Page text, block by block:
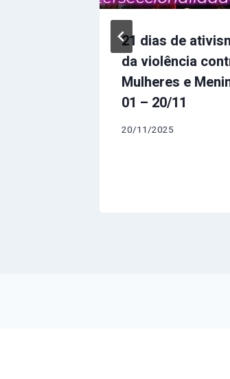
21 dias de
da violência
Mulheres e
01 – 20/11
20/11/2025